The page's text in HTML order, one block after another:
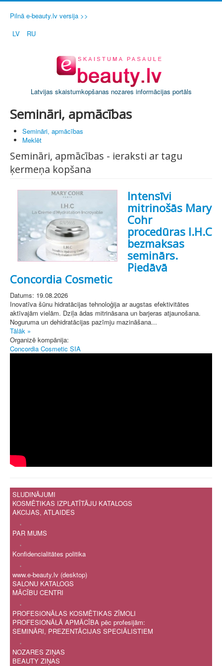
Pilnā e-beauty.lv versija >>
LV
RU
Latvijas skaistumkopšanas nozares informācijas portāls
Semināri, apmācības
Semināri, apmācības
Meklēt
Semināri, apmācības - ieraksti ar tagu
ķermeņa kopšana
Intensīvi
mitrinošās Mary
Cohr
procedūras I.H.C
bezmaksas
seminārs.
Piedāvā
Concordia Cosmetic
Datums: 19.08.2026
Inovatīva šūnu hidratācijas tehnoloģija ar augstas efektivitātes
aktīvajām vielām. Dziļa ādas mitrināsana un barjeras atjaunošana.
Noguruma un dehidratācijas pazīmju mazināšana...
Tālāk »
Organizē kompānija:
Concordia Cosmetic SIA
SLUDINĀJUMI
KOSMĒTIKAS IZPLATĪTĀJU KATALOGS
AKCIJAS, ATLAIDES
.
PAR MUMS
.
Konfidencialitātes politika
.
www.e-beauty.lv (desktop)
SALONU KATALOGS
MĀCĪBU CENTRI
.
PROFESIONĀLAS KOSMĒTIKAS ZĪMOLI
PROFESIONĀLĀ APMĀCĪBA pēc profesijām:
SEMINĀRI, PREZENTĀCIJAS SPECIĀLISTIEM
.
NOZARES ZIŅAS
BEAUTY ZIŅAS